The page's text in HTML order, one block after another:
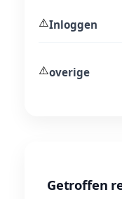
⚠️Inloggen
⚠️overige
Getroffen